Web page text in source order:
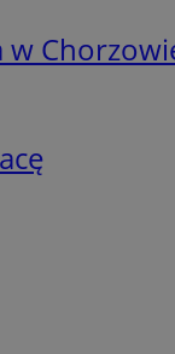
w